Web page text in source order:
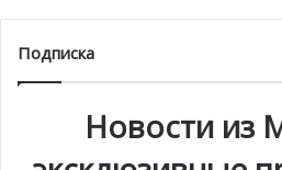
Подписка
Новости из